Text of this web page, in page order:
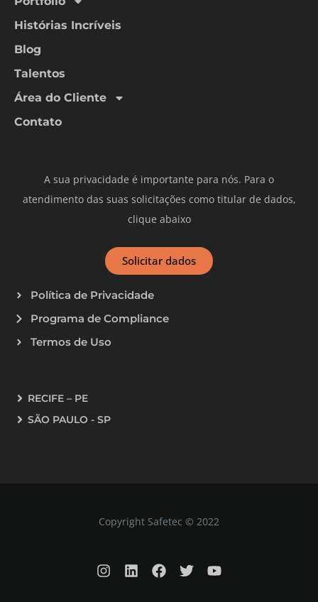
Histórias Incríveis
Blog
Talentos
Área do Cliente
Contato
A sua privacidade é importante para nós. Para o
atendimento das suas solicitações como titular de dados,
clique abaixo
Solicitar dados
Política de Privacidade
Programa de Compliance
Termos de Uso
RECIFE – PE
SÃO PAULO - SP
Copyright Safetec © 2022